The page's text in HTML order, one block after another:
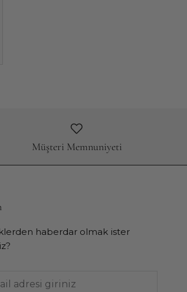
Müşteri Memnuniyeti
haberdar olmak ister